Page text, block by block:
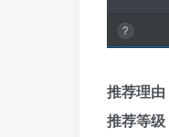
推荐理由
推荐等级